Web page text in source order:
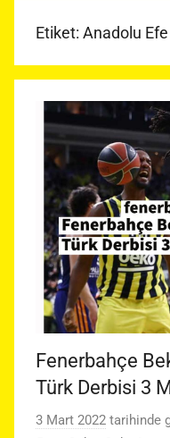
Etiket: Anadolu Efe
Fenerbahçe
Türk Derbisi 3
3 Mart 2022 tarihinde